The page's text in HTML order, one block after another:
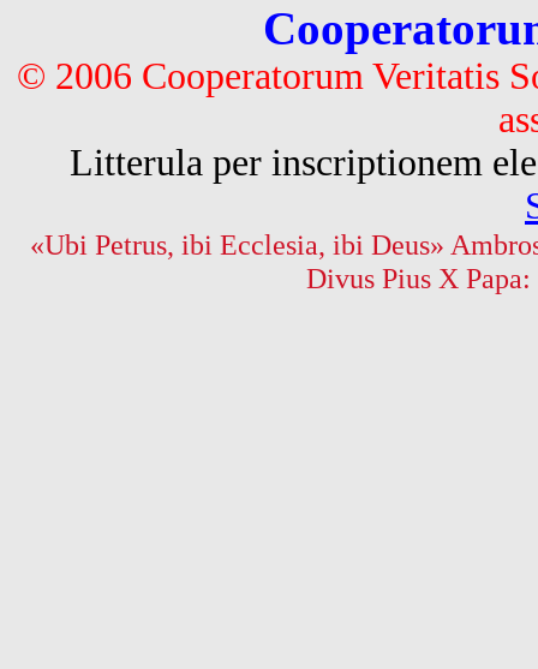
© 2006 Cooperatorum Veritatis
Litterula per inscriptionem
«Ubi Petrus, ibi Ecclesia, ibi Deus»
Divus Pius X Papa: